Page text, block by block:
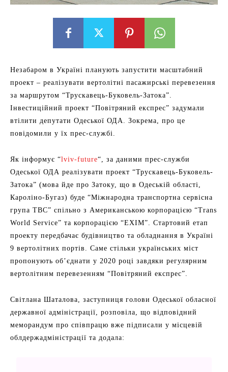
Незабаром в Україні планують запустити масштабний
проект – реалізувати вертолітні пасажирські перевезення
за маршрутом “Трускавець-Буковель-Затока”.
Інвестиційний проект “Повітряний експрес” задумали
втілити депутати Одеської ОДА. Зокрема, про це
повідомили у їх прес-службі.
Як інформує “lviv-future“, за даними прес-служби
Одеської ОДА реалізувати проект “Трускавець-Буковель-
Затока” (мова йде про Затоку, що в Одеській області,
Кароліно-Бугаз) буде “Міжнародна транспортна сервісна
група ТВС” спільно з Американською корпорацією “Trans
World Service” та корпорацією “EXIM”. Стартовий етап
проекту передбачає будівництво та обладнання в Україні
9 вертолітних портів. Саме стільки українських міст
пропонують об’єднати у 2020 році завдяки регулярним
вертолітним перевезенням “Повітряний експрес”.
Світлана Шаталова, заступниця голови Одеської обласної
державної адміністрації, розповіла, що відповідний
меморандум про співпрацю вже підписали у місцевій
облдержадміністрації та додала: